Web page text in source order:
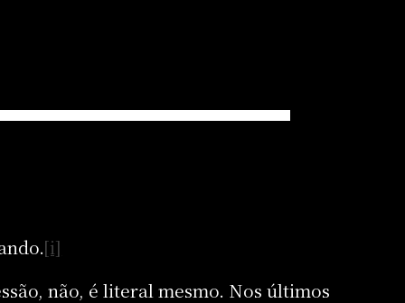
[i]
não, é literal mesmo. Nos últimos